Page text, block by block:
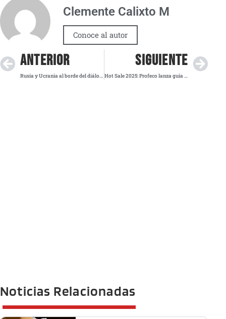
Clemente Calixto M
Conoce al autor
ANTERIOR
Rusia y Ucrania al borde del diálogo directo en Turquía sin cese de hostilidades
SIGUIENTE
Hot Sale 2025: Profeco lanza guía para evitar fraudes digitales
Noticias Relacionadas